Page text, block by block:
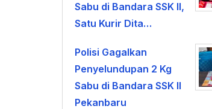
Sabu di Bandara SSK II,
Satu Kurir Dita…
Polisi Gagalkan
Penyelundupan 2 Kg
Sabu di Bandara SSK II
Pekanbaru